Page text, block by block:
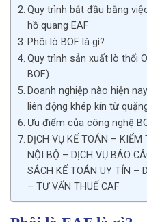
Quy trình bắt đầu bằng
hồ quang EAF
Phôi lò BOF là gì?
Quy trình sản xuất lò thổi
BOF)
Doanh nghiệp nào hiện
liên động khép kín từ
Ưu điểm của công nghệ
DỊCH VỤ KẾ TOÁN –
NỘI BỘ – DỊCH VỤ BÁO
SÁCH KẾ TOÁN UY TÍN –
– TƯ VẤN THUẾ CAF